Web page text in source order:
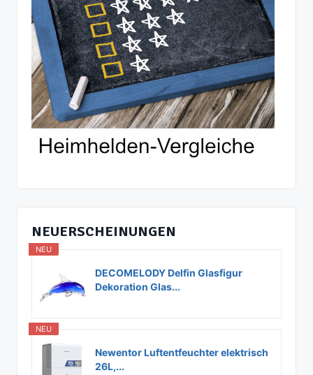
NEUERSCHEINUNGEN
NEU
DECOMELODY Delfin Glasfigur
Dekoration Glas...
NEU
Newentor Luftentfeuchter elektrisch
26L,...